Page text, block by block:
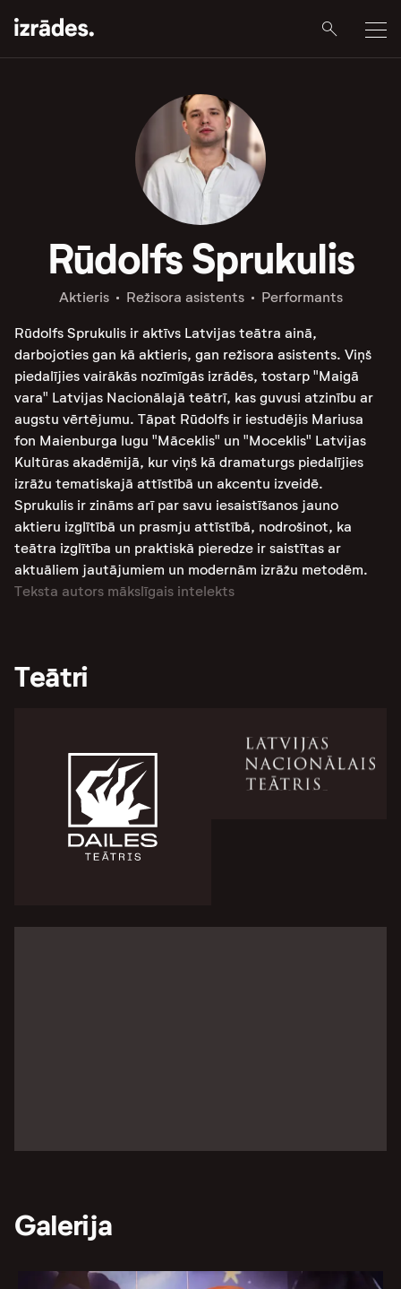
Rūdolfs Sprukulis
Aktieris Režisora asistents Performants
Rūdolfs Sprukulis ir aktīvs Latvijas teātra ainā,
darbojoties gan kā aktieris, gan režisora asistents. Viņš
piedalījies vairākās nozīmīgās izrādēs, tostarp "Maigā
vara" Latvijas Nacionālajā teātrī, kas guvusi atzinību ar
augstu vērtējumu. Tāpat Rūdolfs ir iestudējis Mariusa
fon Maienburga lugu "Māceklis" un "Moceklis" Latvijas
Kultūras akadēmijā, kur viņš kā dramaturgs piedalījies
izrāžu tematiskajā attīstībā un akcentu izveidē​.
Sprukulis ir zināms arī par savu iesaistīšanos jauno
aktieru izglītībā un prasmju attīstībā, nodrošinot, ka
teātra izglītība un praktiskā pieredze ir saistītas ar
aktuāliem jautājumiem un modernām izrāžu metodēm​.
Teksta autors mākslīgais intelekts
Teātri
Galerija